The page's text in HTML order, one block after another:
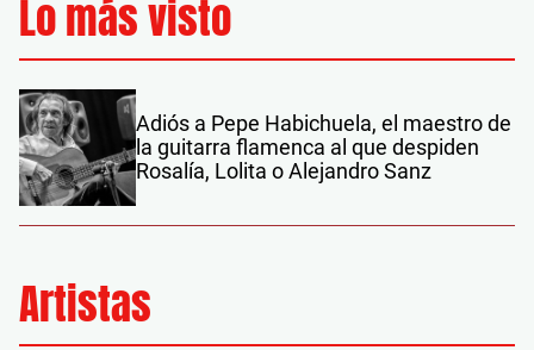
Lo más visto
Adiós a Pepe Habichuela, el maestro de
la guitarra flamenca al que despiden
Rosalía, Lolita o Alejandro Sanz
Artistas